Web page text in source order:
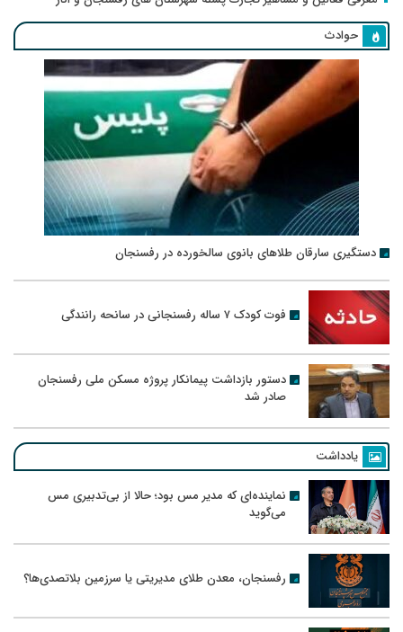
حوادث
دستگیری سارقان طلاهای بانوی سالخورده در رفسنجان
فوت کودک ۷ ساله رفسنجانی در سانحه رانندگی
دستور بازداشت پیمانکار پروژه مسکن ملی رفسنجان
صادر شد
یادداشت
نماینده‌ای که مدیر مس بود؛ حالا از بی‌تدبیری مس
می‌گوید
رفسنجان، معدن طلای مدیریتی یا سرزمین بلاتصدی‌ها؟